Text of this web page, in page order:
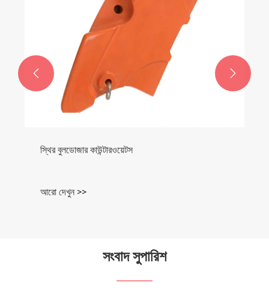
স্থির বুলডোজার কাউন্টারওয়েটস
আরো দেখুন >>
 
সংবাদ সুপারিশ